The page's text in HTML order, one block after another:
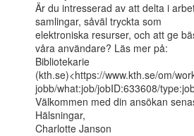
Är du intresserad av att delta i
samlingar, såväl tryckta som
elektroniska resurser, och att ge
våra användare? Läs mer på:
Bibliotekarie
(kth.se)<https://www.kth.se/om/
jobb/what:job/jobID:633608/
Välkommen med din ansökan
Hälsningar,
Charlotte Janson